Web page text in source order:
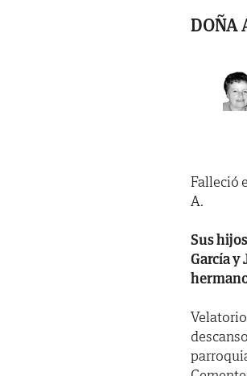
DOÑA
Falleció
A.
Sus
García y